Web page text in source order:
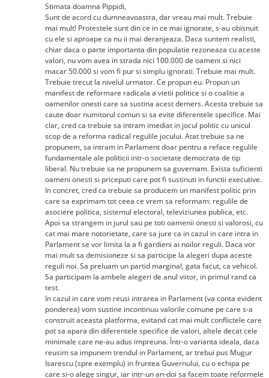
Stimata doamna Pippidi,
Sunt de acord cu dumneavoastra, dar vreau mai mult. Trebuie
mai mult! Protestele sunt din ce in ce mai ignorate, s-au obisnuit
cu ele si aproape ca nu ii mai deranjeaza. Daca suntem realisti,
chiar daca o parte importanta din populatie rezoneaza cu aceste
valori, nu vom avea in strada nici 100.000 de oameni si nici
macar 50.000 si vom fi pur si simplu ignorati. Trebuie mai mult.
Trebuie trecut la nivelul urmator. Ce propun eu. Propun un
manifest de reformare radicala a vietii politice si o coalitie a
oamenilor onesti care sa sustina acest demers. Acesta trebuie sa
caute doar numitorul comun si sa evite diferentele specifice. Mai
clar, cred ca trebuie sa intram imediat in jocul politic cu unicul
scop de a reforma radical regulile jocului. Atat trebuie sa ne
propunem, sa intram in Parlament doar pentru a reface regulile
fundamentale ale politicii intr-o societate democrata de tip
liberal. Nu trebuie sa ne propunem sa guvernam. Exista suficienti
oameni onesti si priceputi care pot fi sustinuti in functii executive.
In concret, cred ca trebuie sa producem un manifest politic prin
care sa exprimam tot ceea ce vrem sa reformam: regulile de
asociere politica, sistemul electoral, televiziunea publica, etc.
Apoi sa strangem in jurul sau pe toti oamenii onesti si valorosi, cu
cat mai mare notorietate, care sa jure ca in cazul in care intra in
Parlament se vor limita la a fi gardieni ai noilor reguli. Daca vor
mai mult sa demisioneze si sa participe la alegeri dupa aceste
reguli noi. Sa preluam un partid marginal, gata facut, ca vehicol.
Sa participam la ambele alegeri de anul viitor, in primul rand ca
test.
In cazul in care vom reusi intrarea in Parlament (va conta evident
ponderea) vom sustine incontinuu valorile comune pe care s-a
construit aceasta platforma, evitand cat mai mult conflictele care
pot sa apara din diferentele specifice de valori, altele decat cele
minimale care ne-au adus impreuna. Într-o varianta ideala, daca
reusim sa impunem trendul in Parlament, ar trebui pus Mugur
Isarescu (spre exemplu) in fruntea Guvernului, cu o echipa pe
care si-o alege singur, iar intr-un an-doi sa facem toate reformele